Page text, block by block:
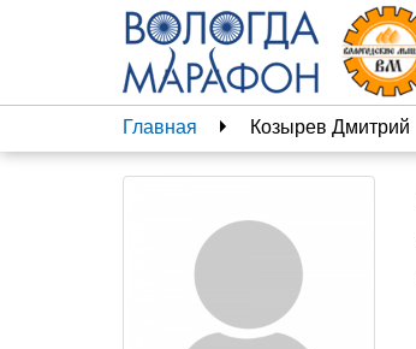
Главная Козырев Дмитрий